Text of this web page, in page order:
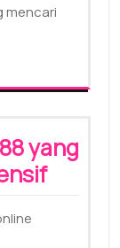
mencari
yang